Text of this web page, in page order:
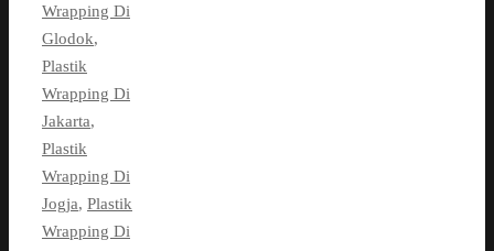
Wrapping Di
Glodok,
Plastik
Wrapping Di
Jakarta,
Plastik
Wrapping Di
Jogja, Plastik
Wrapping Di